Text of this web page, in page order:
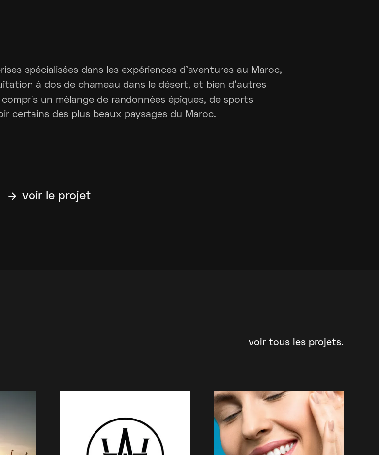
spécialisées dans les expériences d'aventures au Maroc,
à dos de chameau dans le désert, et bien d'autres
un mélange de randonnées épiques, de sports
certains des plus beaux paysages du Maroc.
arrow_forward voir le projet
voir tous les projets.